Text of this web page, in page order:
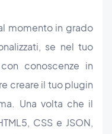
momento in grado
se nel tuo
conoscenze in
creare il tuo plugin
Una volta che il
CSS e JSON,